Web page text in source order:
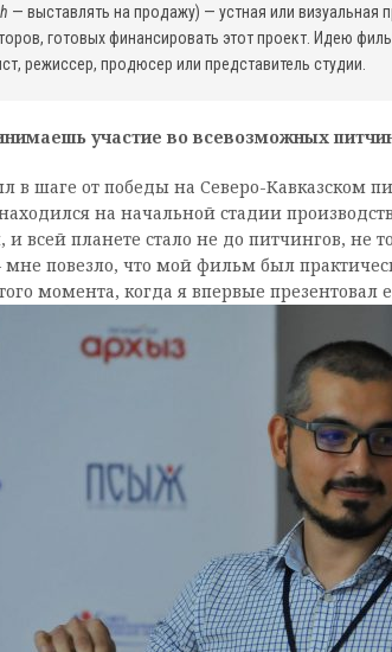
— выставлять на продажу) — устная или визуальная
готовых финансировать этот проект. Идею
режиссер, продюсер или представитель студии.
участие во всевозможных
в шаге от победы на Северо-Кавказском
на начальной стадии
всей планете стало не до питчингов, не
мне повезло, что мой фильм был
момента, когда я впервые презентовал